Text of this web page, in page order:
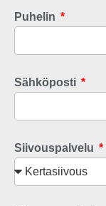
Puhelin
Sähköposti
Siivouspalvelu